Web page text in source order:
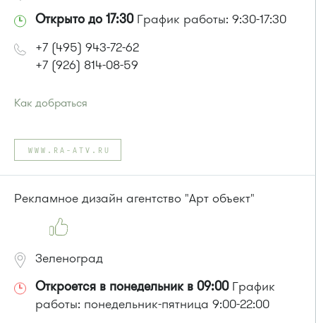
Открыто до 17:30График работы: 9:30-17:30
+7 (495) 943-72-62
+7 (926) 814-08-59
Как добраться
Автобус № 22.
или до остановки"16-й микрорайон"
Автобусы № 5, 15, 17, 20, 22, 32.
WWW.RA-ATV.RU
Рекламное дизайн агентство "Арт объект"
Зеленоград
Откроется в понедельник в 09:00График
работы: понедельник-пятница 9:00-22:00